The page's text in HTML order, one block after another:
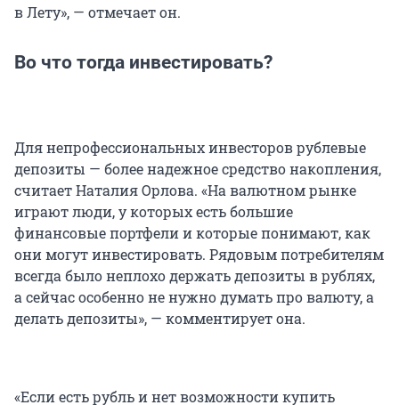
в Лету», — отмечает он.
Во что тогда инвестировать?
Для непрофессиональных инвесторов рублевые
депозиты — более надежное средство накопления,
считает Наталия Орлова. «На валютном рынке
играют люди, у которых есть большие
финансовые портфели и которые понимают, как
они могут инвестировать. Рядовым потребителям
всегда было неплохо держать депозиты в рублях,
а сейчас особенно не нужно думать про валюту, а
делать депозиты», — комментирует она.
«Если есть рубль и нет возможности купить